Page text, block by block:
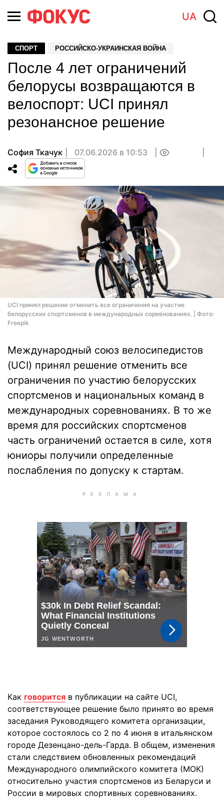
UA
СПОРТ РОССИЙСКО-УКРАИНСКАЯ ВОЙНА
После 4 лет ограничений
белорусы возвращаются в
велоспорт: UCI принял
резонансное решение
София Ткачук 07.06.2026 в 10:53
UCI принял решение отменить все ограничения на участие
белорусских спортсменов в международных соревнованиях. | Фото:
Freepik
Международный союз велосипедистов
(UCI) принял решение отменить все
ограничения по участию белорусских
спортсменов и национальных команд в
международных соревнованиях. В то же
время для российских спортсменов
часть ограничений остается в силе, хотя
юниоры получили определенные
послабления по допуску к стартам.
Как говорится в публикации на сайте UCI,
соответствующее решение было принято во время
заседания Руководящего комитета организации,
которое состоялось со 2 по 4 июня в итальянском
городе Дезенцано-дель-Гарда. В общем, изменения
стали следствием обновленных рекомендаций
Международного олимпийского комитета (МОК)
относительно участия спортсменов из Беларуси и
России в мировых спортивных соревнованиях.